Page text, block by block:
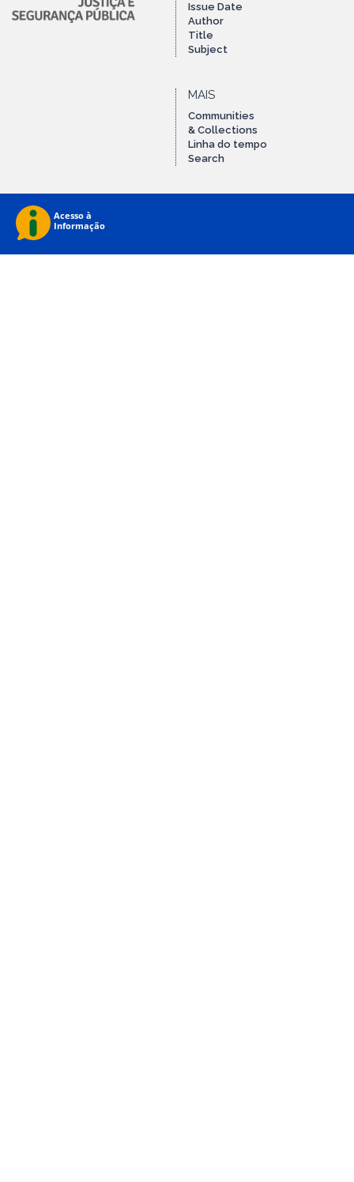
Issue Date
Author
Title
Subject
MAIS
Communities
& Collections
Linha do tempo
Search